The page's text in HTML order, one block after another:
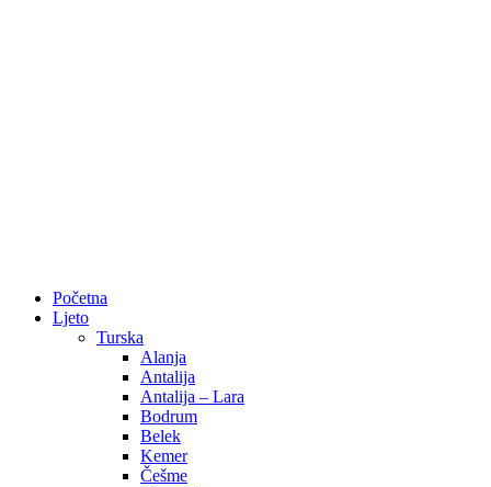
Početna
Ljeto
Turska
Alanja
Antalija
Antalija – Lara
Bodrum
Belek
Kemer
Češme